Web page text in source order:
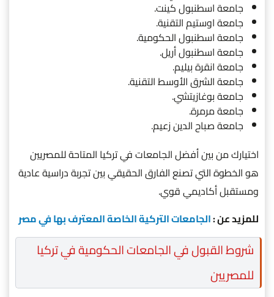
جامعة اسطنبول كينت.
جامعة اوستيم التقنية.
جامعة اسطنبول الحكومية.
جامعة اسطنبول أريل.
جامعة انقرة بيليم.
جامعة الشرق الأوسط التقنية.
جامعة بوغازيتشي.
جامعة مرمرة.
جامعة صباح الدين زعيم.
اختيارك من بين أفضل الجامعات في تركيا المتاحة للمصريين
هو الخطوة التي تصنع الفارق الحقيقي بين تجربة دراسية عادية
ومستقبل أكاديمي قوي.
للمزيد عن :الجامعات التركية الخاصة المعترف بها في مصر
شروط القبول في الجامعات الحكومية في تركيا
للمصريين